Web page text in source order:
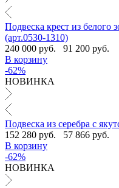
Подвеска крест из белого
(арт.0530-1310)
240 000 руб.
91 200 руб.
В корзину
-62%
НОВИНКА
Подвеска из серебра с
152 280 руб.
57 866 руб.
В корзину
-62%
НОВИНКА